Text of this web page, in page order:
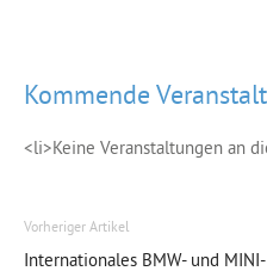
Kommende
<li>Keine Veranstaltungen an
Vorheriger Artikel
Internationales BMW- und MINI-